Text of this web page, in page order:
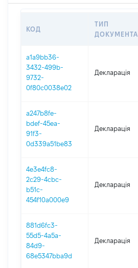
КОД
ТИП
ДОКУМЕНТА
a1a9bb36-
3432-499b-
9732-
0f80c0038e02
Декларація
a247b8fe-
bdef-45ea-
91f3-
0d339a51be83
Декларація
4e3e4fc8-
2c29-4cbc-
b51c-
454f10a000e9
Декларація
881d6fc3-
55d5-4a5a-
84d9-
68e5347bba9d
Декларація